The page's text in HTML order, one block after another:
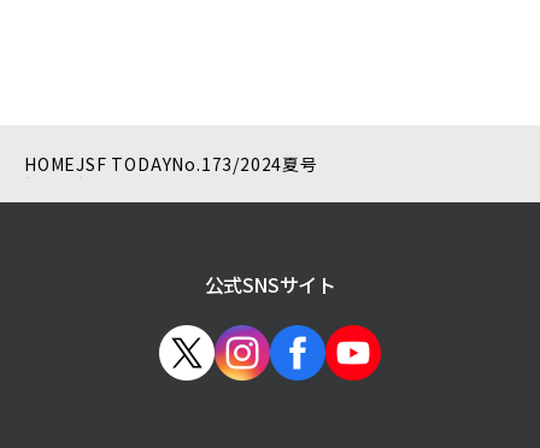
HOMEJSF TODAYNo.173/2024夏号
公式SNSサイト